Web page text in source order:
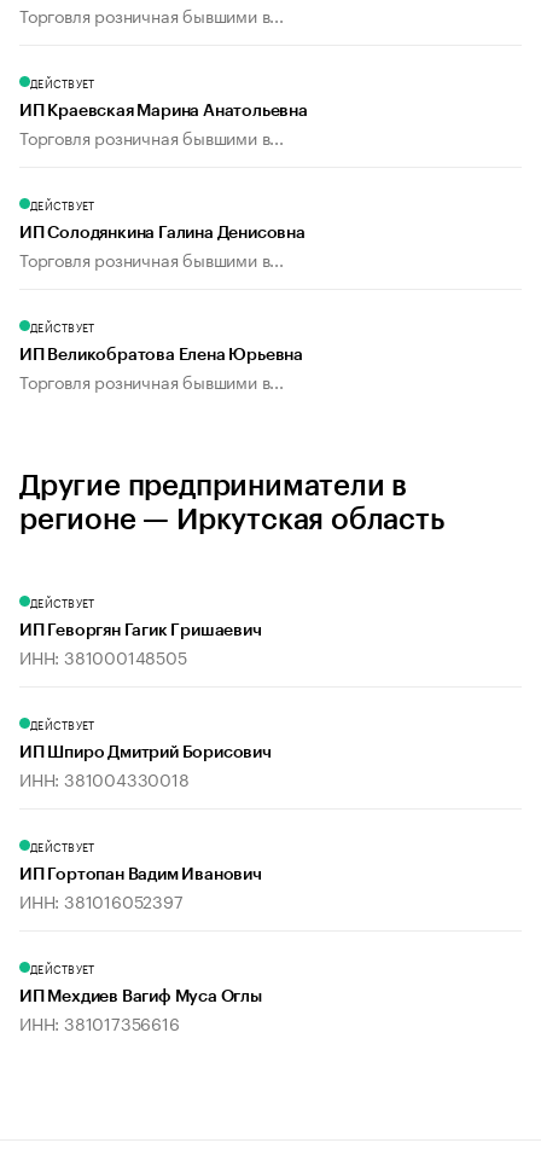
Торговля розничная бывшими в...
ДЕЙСТВУЕТ
ИП Краевская Марина Анатольевна
Торговля розничная бывшими в...
ДЕЙСТВУЕТ
ИП Солодянкина Галина Денисовна
Торговля розничная бывшими в...
ДЕЙСТВУЕТ
ИП Великобратова Елена Юрьевна
Торговля розничная бывшими в...
Другие предприниматели в
регионе — Иркутская область
ДЕЙСТВУЕТ
ИП Геворгян Гагик Гришаевич
ИНН: 381000148505
ДЕЙСТВУЕТ
ИП Шпиро Дмитрий Борисович
ИНН: 381004330018
ДЕЙСТВУЕТ
ИП Гортопан Вадим Иванович
ИНН: 381016052397
ДЕЙСТВУЕТ
ИП Мехдиев Вагиф Муса Оглы
ИНН: 381017356616